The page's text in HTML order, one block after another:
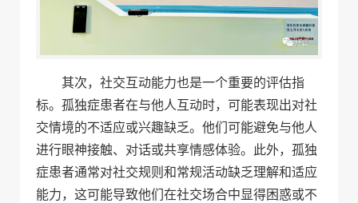
其次，社交互动能力也是一个重要的评估指
标。孤独症患者在与他人互动时，可能表现出对社
交情境的不适应或兴趣缺乏。他们可能避免与他人
进行眼神接触、对话或共享情感体验。此外，孤独
症患者通常对社交规则和常规活动缺乏理解和适应
能力，这可能导致他们在社交场合中显得困惑或不